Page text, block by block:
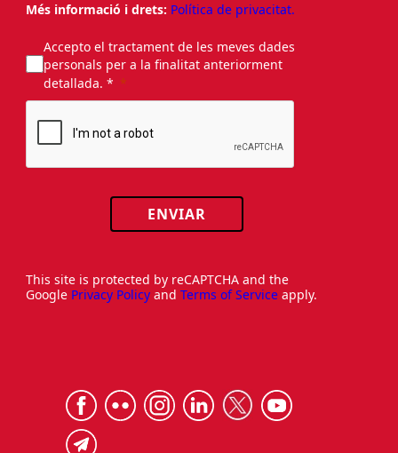
Més informació i drets: Política de privacitat.
Accepto el tractament de les meves dades
personals per a la finalitat anteriorment
detallada. *
ENVIAR
This site is protected by reCAPTCHA and the
Google Privacy Policy and Terms of Service apply.